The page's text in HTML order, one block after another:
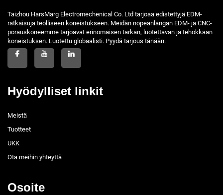
Taizhou HarsMarg Electromechenical Co. Ltd tarjoaa edistettyjä EDM-
ratkaisuja teolliseen koneistukseen. Meidän nopeanlangan EDM- ja CNC-
porauskoneemme tarjoavat erinomaisen tarkan, luotettavan ja tehokkaan
koneistuksen. Luotettu globaalisti. Pyydä tarjous tänään.
Hyödylliset linkit
Meistä
Tuotteet
UKK
Ota meihin yhteyttä
Osoite